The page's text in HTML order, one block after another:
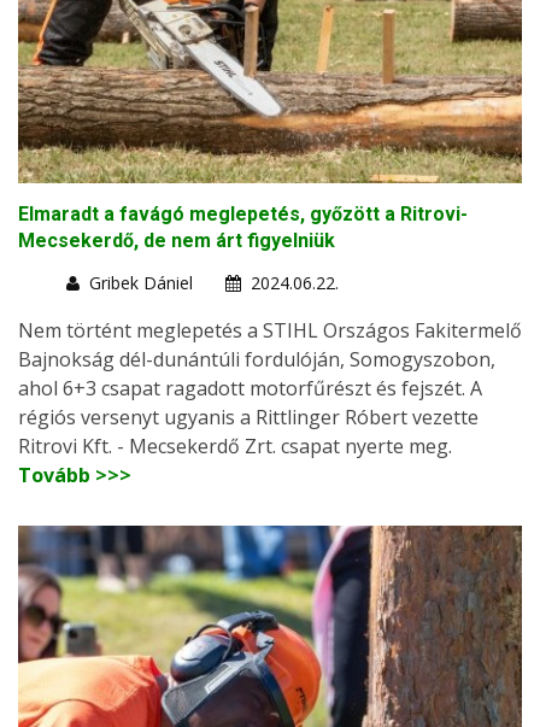
Elmaradt a favágó meglepetés, győzött a Ritrovi-
Mecsekerdő, de nem árt figyelniük
Gribek Dániel
2024.06.22.
Nem történt meglepetés a STIHL Országos Fakitermelő
Bajnokság dél-dunántúli fordulóján, Somogyszobon,
ahol 6+3 csapat ragadott motorfűrészt és fejszét. A
régiós versenyt ugyanis a Rittlinger Róbert vezette
Ritrovi Kft. - Mecsekerdő Zrt. csapat nyerte meg.
Tovább >>>